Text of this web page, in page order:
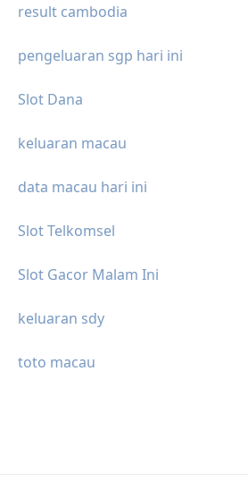
result cambodia
pengeluaran sgp hari ini
Slot Dana
keluaran macau
data macau hari ini
Slot Telkomsel
Slot Gacor Malam Ini
keluaran sdy
toto macau